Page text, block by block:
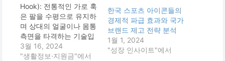
Hook): 전통적인 가로 훅
은 팔을 수평으로 유지하
며 상대의 얼굴이나 몸통
측면을 타격하는 기술입
니다. 이 훅은 대상에 대
한 넓은 면적을 공격할
3월 16, 2024
"생활정보·지원금"에서
한국 스포츠 아이콘들의
경제적 파급 효과와 국가
브랜드 제고 전략 분석
1월 1, 2024
"성장 인사이트"에서